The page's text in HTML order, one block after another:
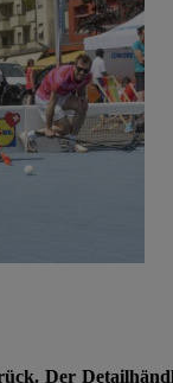
Der